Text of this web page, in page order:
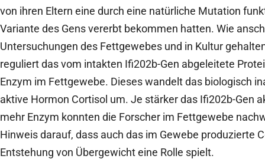
von ihren Eltern eine durch eine natürliche Mutation
Variante des Gens vererbt bekommen hatten. Wie
Untersuchungen des Fettgewebes und in Kultur
reguliert das vom intakten Ifi202b-Gen abgeleitete
Enzym im Fettgewebe. Dieses wandelt das biologisch
aktive Hormon Cortisol um. Je stärker das Ifi202b-Gen
mehr Enzym konnten die Forscher im Fettgewebe
Hinweis darauf, dass auch das im Gewebe produzierte
Entstehung von Übergewicht eine Rolle spielt.